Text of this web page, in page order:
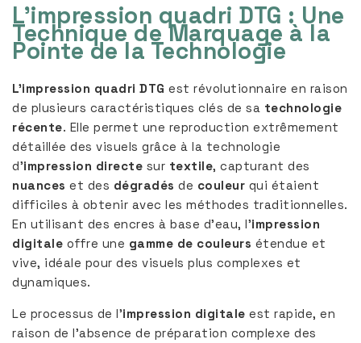
L’impression quadri DTG : Une
Technique de Marquage à la
Pointe de la Technologie
L’impression quadri DTG est révolutionnaire en raison
de plusieurs caractéristiques clés de sa technologie
récente. Elle permet une reproduction extrêmement
détaillée des visuels grâce à la technologie
d’impression directe sur textile, capturant des
nuances et des dégradés de couleur qui étaient
difficiles à obtenir avec les méthodes traditionnelles.
En utilisant des encres à base d’eau, l’impression
digitale offre une gamme de couleurs étendue et
vive, idéale pour des visuels plus complexes et
dynamiques.
Le processus de l’impression digitale est rapide, en
raison de l’absence de préparation complexe des